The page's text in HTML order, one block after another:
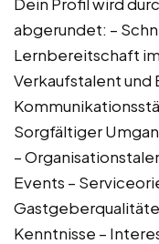
abgerundet: –
Lernbereitschaft
Verkaufstalent und
Sorgfältiger
–
Events –
Kenntnisse –